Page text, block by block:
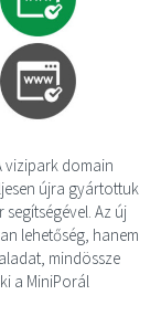
vizipark domain
újra gyártottuk
Az új
lehetőség, hanem
mindössze
a MiniPorál